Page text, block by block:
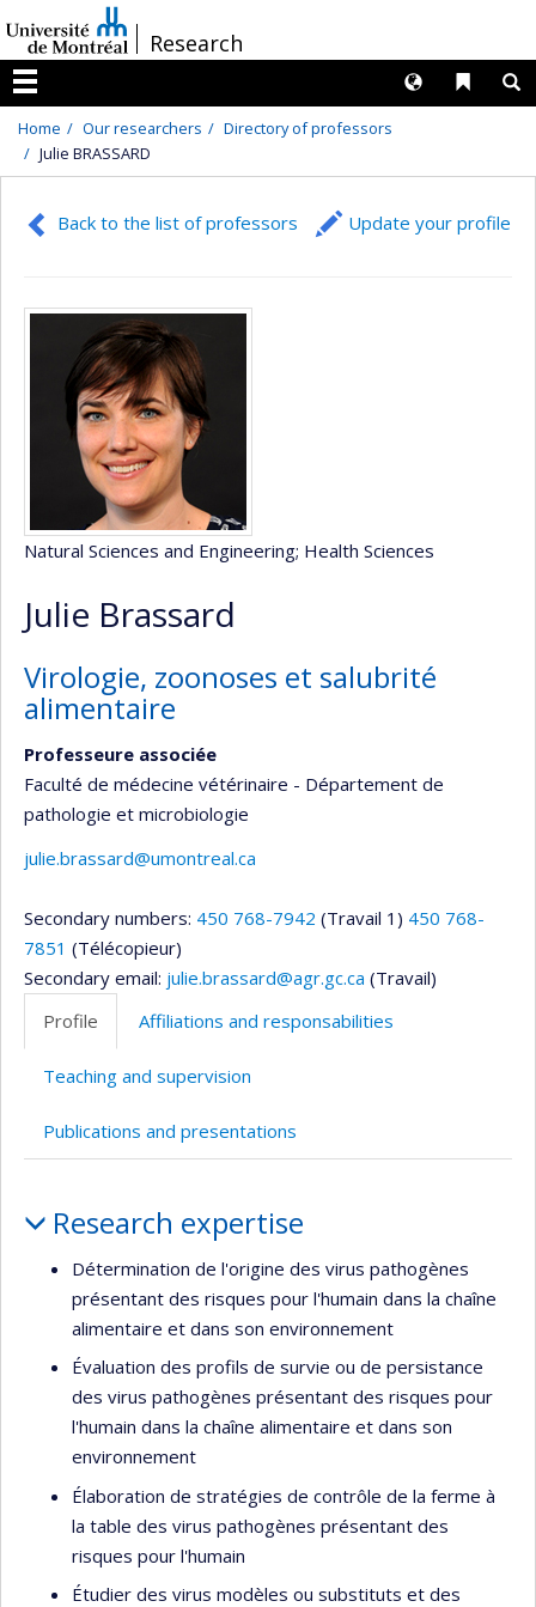
au
contenu
/Research
Menu
Liens
Langues
Home Our researchers
Directory of professors
Julie BRASSARD
Back to the list of professors Update your profile
Natural Sciences and Engineering; Health Sciences
Julie Brassard
Virologie, zoonoses et salubrité
alimentaire
Professeure associée
Faculté de médecine vétérinaire - Département de
pathologie et microbiologie
julie.brassard@umontreal.ca
Secondary numbers: 450 768-7942 (Travail 1) 450 768-
7851 (Télécopieur)
Secondary email: julie.brassard@agr.gc.ca (Travail)
Profile
Affiliations and responsabilities
Teaching and supervision
Publications and presentations
Research expertise
Détermination de l'origine des virus pathogènes
présentant des risques pour l'humain dans la chaîne
alimentaire et dans son environnement
Évaluation des profils de survie ou de persistance
des virus pathogènes présentant des risques pour
l'humain dans la chaîne alimentaire et dans son
environnement
Élaboration de stratégies de contrôle de la ferme à
la table des virus pathogènes présentant des
risques pour l'humain
Étudier des virus modèles ou substituts et des